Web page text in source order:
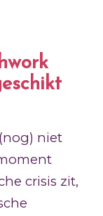
niet
crisis zit,